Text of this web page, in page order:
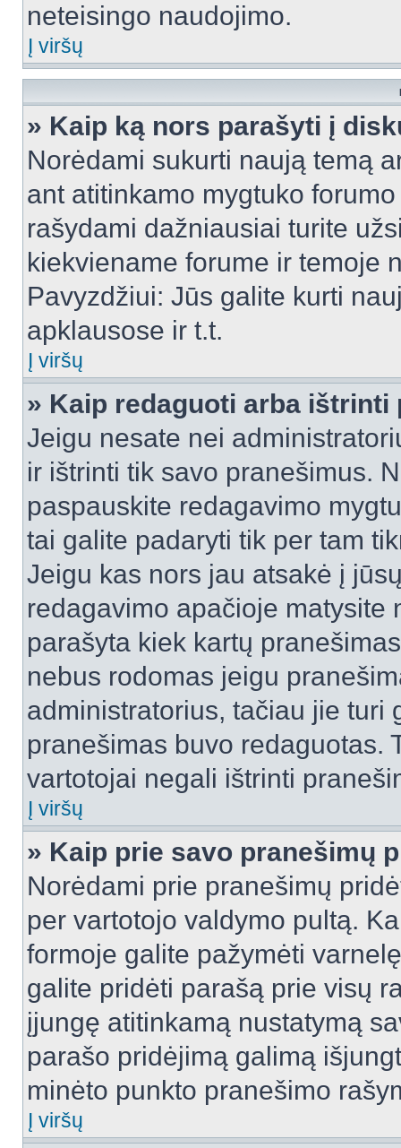
neteisingo naudojimo.
Į viršų
» Kaip ką nors parašyti į
Norėdami sukurti naują temą
ant atitinkamo mygtuko
rašydami dažniausiai turite
kiekviename forume ir temoje
Pavyzdžiui: Jūs galite kurti
apklausose ir t.t.
Į viršų
» Kaip redaguoti arba ištrinti
Jeigu nesate nei
ir ištrinti tik savo pranešimus.
paspauskite redagavimo
tai galite padaryti tik per tam
Jeigu kas nors jau atsakė į
redagavimo apačioje matysite
parašyta kiek kartų
nebus rodomas jeigu
administratorius, tačiau jie turi
pranešimas buvo redaguotas.
vartotojai negali ištrinti
Į viršų
» Kaip prie savo pranešimų
Norėdami prie pranešimų
per vartotojo valdymo pultą.
formoje galite pažymėti
galite pridėti parašą prie visų
įjungę atitinkamą nustatymą
parašo pridėjimą galimą
minėto punkto pranešimo
Į viršų